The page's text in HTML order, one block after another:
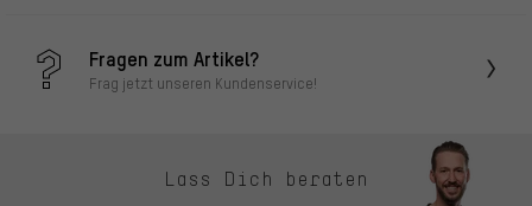
Fragen zum Artikel?
Frag jetzt unseren Kundenservice!
Lass Dich beraten